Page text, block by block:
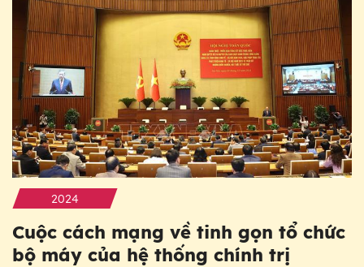
2024
Cuộc cách mạng về tinh gọn tổ chức
bộ máy của hệ thống chính trị